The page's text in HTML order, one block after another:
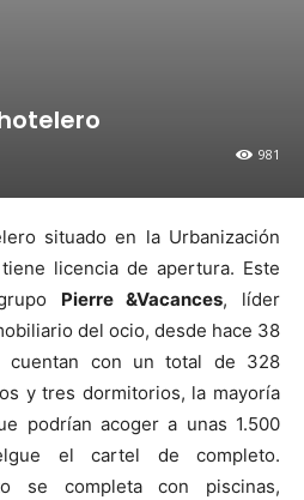
981
situado en la Urbanización
licencia de apertura. Este
Pierre &Vacances, líder
del ocio, desde hace 38
cuentan con un total de 328
y tres dormitorios, la mayoría
podrían acoger a unas 1.500
el cartel de completo.
se completa con piscinas,